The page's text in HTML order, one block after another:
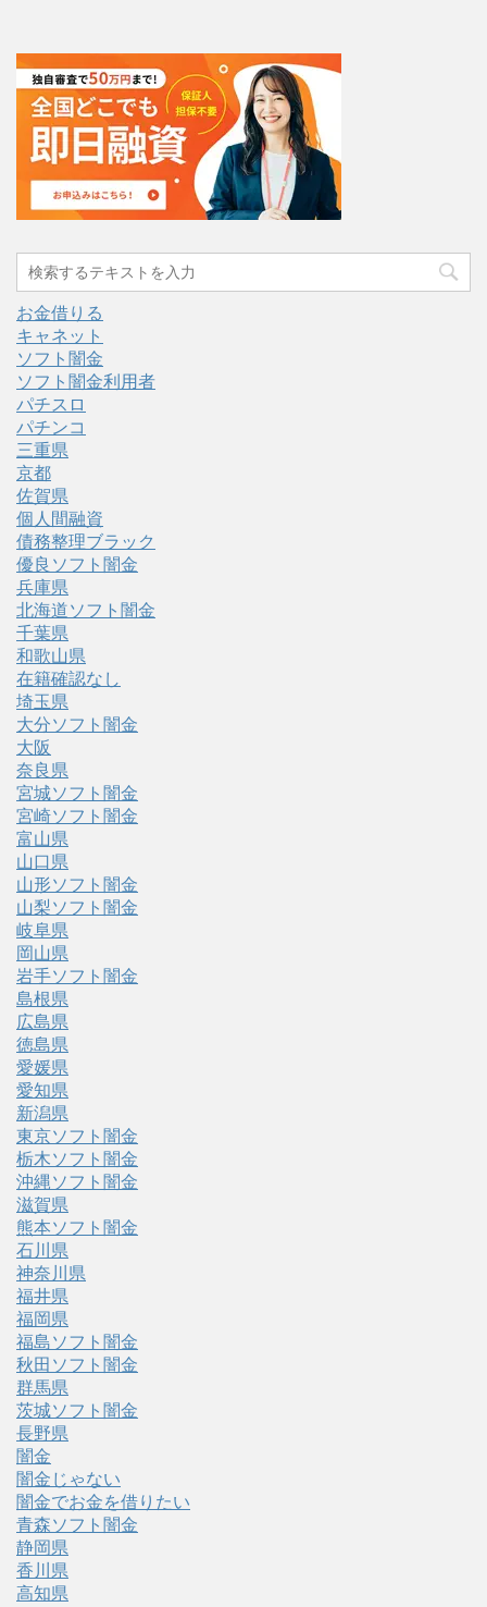
お金借りる
キャネット
ソフト闇金
ソフト闇金利用者
パチスロ
パチンコ
三重県
京都
佐賀県
個人間融資
債務整理ブラック
優良ソフト闇金
兵庫県
北海道ソフト闇金
千葉県
和歌山県
在籍確認なし
埼玉県
大分ソフト闇金
大阪
奈良県
宮城ソフト闇金
宮崎ソフト闇金
富山県
山口県
山形ソフト闇金
山梨ソフト闇金
岐阜県
岡山県
岩手ソフト闇金
島根県
広島県
徳島県
愛媛県
愛知県
新潟県
東京ソフト闇金
栃木ソフト闇金
沖縄ソフト闇金
滋賀県
熊本ソフト闇金
石川県
神奈川県
福井県
福岡県
福島ソフト闇金
秋田ソフト闇金
群馬県
茨城ソフト闇金
長野県
闇金
闇金じゃない
闇金でお金を借りたい
青森ソフト闇金
静岡県
香川県
高知県